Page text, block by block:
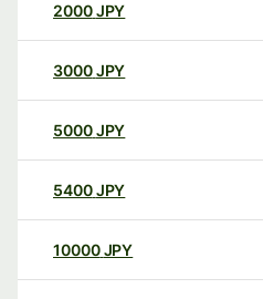
2000JPY
3000JPY
5000JPY
5400JPY
10000 JPY